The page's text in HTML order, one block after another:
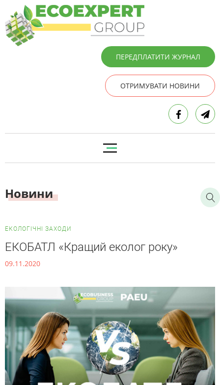
ПЕРЕДПЛАТИТИ ЖУРНАЛ
ОТРИМУВАТИ НОВИНИ
Новини
ЕКОЛОГІЧНІ ЗАХОДИ
ЕКОБАТЛ «Кращий еколог року»
09.11.2020